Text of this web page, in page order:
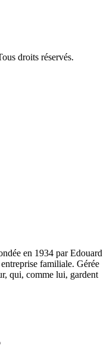
droits réservés.
en 1934 par Edouard
familiale. Gérée
qui, comme lui, gardent